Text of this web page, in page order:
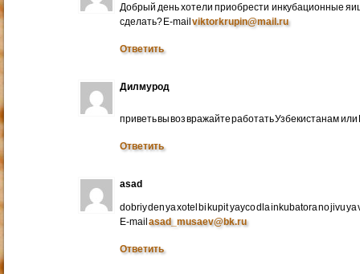
Добрый день хотели приобрести инкубационные
сделать? E-mailviktorkrupin@mail.ru
Ответить
Дилмурод
приветь вы воз вражайте работать Узбекистанам
Ответить
asad
dobriy den ya xotel bi kupit yayco dla inkubatora no jivu ya
E-mailasad_musaev@bk.ru
Ответить